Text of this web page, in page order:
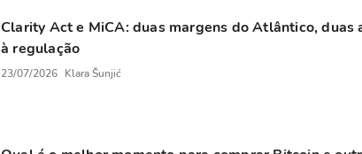
Clarity Act e MiCA: duas margens do Atlântico, duas
à regulação
23/07/2026 Klara Šunjić